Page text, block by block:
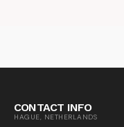
CONTACT INFO
HAGUE, NETHERLANDS